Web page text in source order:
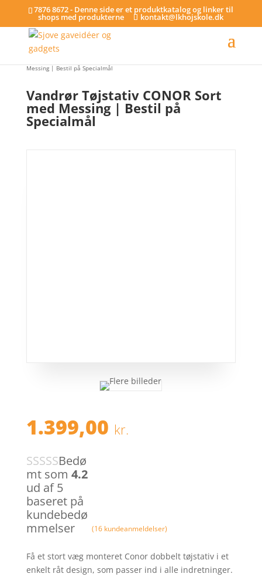
7876 8672 - Denne side er et produktkatalog og linker til
shops med produkterne kontakt@lkhojskole.dk
Messing | Bestil på Specialmål
Vandrør Tøjstativ CONOR Sort
med Messing | Bestil på
Specialmål
1.399,00 kr.
Bedø
mt som 4.2
ud af 5
baseret på
kundebedø
mmelser
(16kundeanmeldelser)
Få et stort væg monteret Conor dobbelt tøjstativ i et
enkelt råt design, som passer ind i alle indretninger.